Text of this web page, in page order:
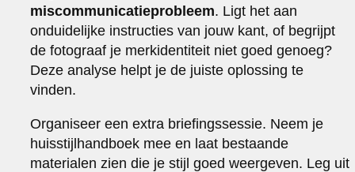
miscommunicatieprobleem. Ligt het aan
onduidelijke instructies van jouw kant, of begrijpt
de fotograaf je merkidentiteit niet goed genoeg?
Deze analyse helpt je de juiste oplossing te
vinden.
Organiseer een extra briefingssessie. Neem je
huisstijlhandboek mee en laat bestaande
materialen zien die je stijl goed weergeven. Leg uit